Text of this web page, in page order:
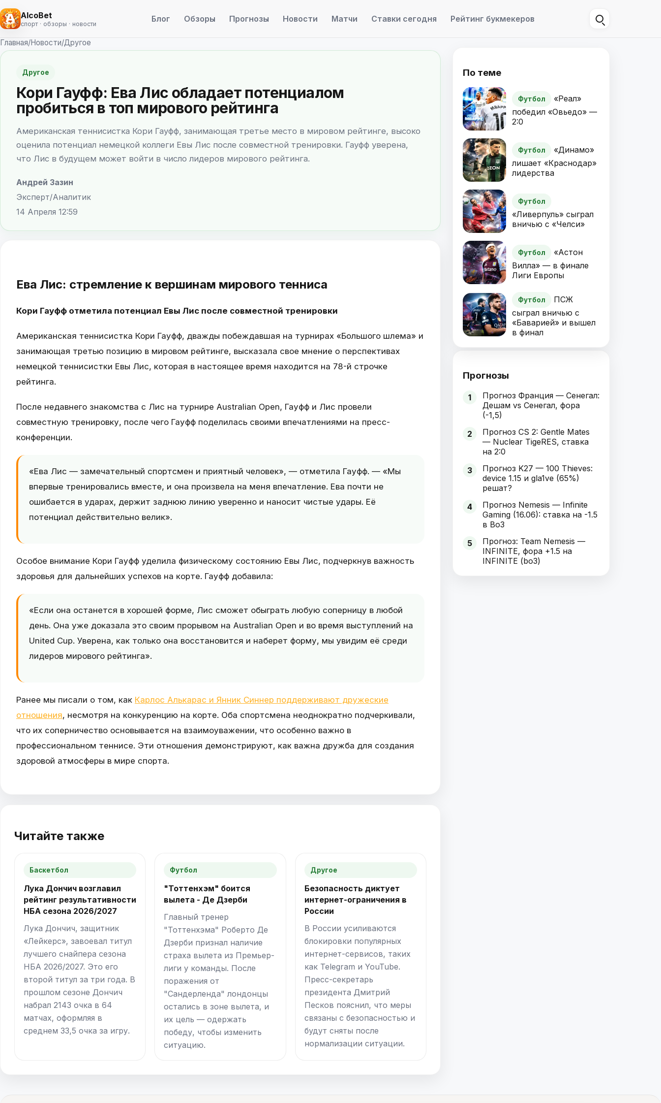
AlcoBet
спорт · обзоры · новости Блог Обзоры Прогнозы Новости Матчи Ставки сегодня Рейтинг букмекеров
Главная/Новости/Другое
Другое
Кори Гауфф: Ева Лис обладает потенциалом
пробиться в топ мирового рейтинга
Американская теннисистка Кори Гауфф, занимающая третье место в мировом рейтинге, высоко
оценила потенциал немецкой коллеги Евы Лис после совместной тренировки. Гауфф уверена,
что Лис в будущем может войти в число лидеров мирового рейтинга.
Андрей Зазин
Эксперт/Аналитик
14 Апреля 12:59
Ева Лис: стремление к вершинам мирового тенниса
Кори Гауфф отметила потенциал Евы Лис после совместной тренировки
Американская теннисистка Кори Гауфф, дважды побеждавшая на турнирах «Большого шлема» и
занимающая третью позицию в мировом рейтинге, высказала свое мнение о перспективах
немецкой теннисистки Евы Лис, которая в настоящее время находится на 78-й строчке
рейтинга.
После недавнего знакомства с Лис на турнире Australian Open, Гауфф и Лис провели
совместную тренировку, после чего Гауфф поделилась своими впечатлениями на пресс-
конференции.
«Ева Лис — замечательный спортсмен и приятный человек», — отметила Гауфф. — «Мы
впервые тренировались вместе, и она произвела на меня впечатление. Ева почти не
ошибается в ударах, держит заднюю линию уверенно и наносит чистые удары. Её
потенциал действительно велик».
Особое внимание Кори Гауфф уделила физическому состоянию Евы Лис, подчеркнув важность
здоровья для дальнейших успехов на корте. Гауфф добавила:
«Если она останется в хорошей форме, Лис сможет обыграть любую соперницу в любой
день. Она уже доказала это своим прорывом на Australian Open и во время выступлений на
United Cup. Уверена, как только она восстановится и наберет форму, мы увидим её среди
лидеров мирового рейтинга».
Ранее мы писали о том, как Карлос Алькарас и Янник Синнер поддерживают дружеские
отношения, несмотря на конкуренцию на корте. Оба спортсмена неоднократно подчеркивали,
что их соперничество основывается на взаимоуважении, что особенно важно в
профессиональном теннисе. Эти отношения демонстрируют, как важна дружба для создания
здоровой атмосферы в мире спорта.
Читайте также
Баскетбол
Лука Дончич возглавил
рейтинг результативности
НБА сезона 2026/2027
Лука Дончич, защитник
«Лейкерс», завоевал титул
лучшего снайпера сезона
НБА 2026/2027. Это его
второй титул за три года. В
прошлом сезоне Дончич
набрал 2143 очка в 64
матчах, оформляя в
среднем 33,5 очка за игру.
Футбол
"Тоттенхэм" боится
вылета - Де Дзерби
Главный тренер
"Тоттенхэма" Роберто Де
Дзерби признал наличие
страха вылета из Премьер-
лиги у команды. После
поражения от
"Сандерленда" лондонцы
остались в зоне вылета, и
их цель — одержать
победу, чтобы изменить
ситуацию.
Другое
Безопасность диктует
интернет-ограничения в
России
В России усиливаются
блокировки популярных
интернет-сервисов, таких
как Telegram и YouTube.
Пресс-секретарь
президента Дмитрий
Песков пояснил, что меры
связаны с безопасностью и
будут сняты после
нормализации ситуации.
По теме
Футбол
«Реал»
победил «Овьедо» —
2:0
Футбол
«Динамо»
лишает «Краснодар»
лидерства
Футбол
«Ливерпуль» сыграл
вничью с «Челси»
Футбол
«Астон
Вилла» — в финале
Лиги Европы
Футбол
ПСЖ
сыграл вничью с
«Баварией» и вышел
в финал
Прогнозы
1
Прогноз Франция — Сенегал:
Дешам vs Сенегал, фора
(-1,5)
2
Прогноз CS 2: Gentle Mates
— Nuclear TigeRES, ставка
на 2:0
3
Прогноз K27 — 100 Thieves:
device 1.15 и gla1ve (65%)
решат?
4
Прогноз Nemesis — Infinite
Gaming (16.06): ставка на -1.5
в Bo3
5
Прогноз: Team Nemesis —
INFINITE, фора +1.5 на
INFINITE (bo3)